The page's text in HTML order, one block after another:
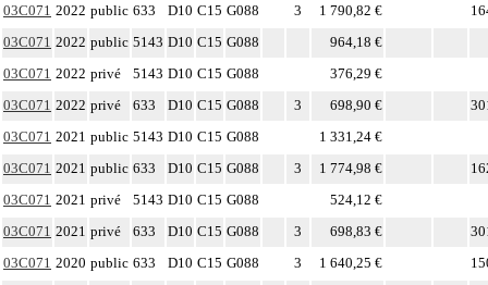
03C071 2022 public 633 D10 C15 G088 3 1 790,82 €
03C071 2022 public 5143 D10 C15 G088
964,18 €
03C071 2022 privé 5143 D10 C15 G088
376,29 €
03C071 2022 privé 633 D10 C15 G088 3 698,90 €
03C071 2021 public 5143 D10 C15 G088
1 331,24 €
03C071 2021 public 633 D10 C15 G088 3 1 774,98 €
03C071 2021 privé 5143 D10 C15 G088
524,12 €
03C071 2021 privé 633 D10 C15 G088 3 698,83 €
03C071 2020 public 633 D10 C15 G088 3 1 640,25 €